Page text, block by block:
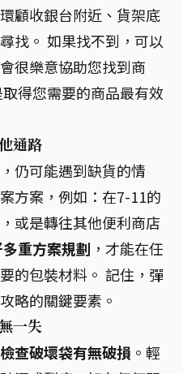
顧收銀台附近、貨架底
找。 如果找不到，可以
很樂意協助您找到商
取得您需要的商品最有效
通路
仍可能遇到缺貨的情
方案，例如：在7-11的
或是轉往其他便利商店
重方案規劃 ，才能在任
的包裝材料。 記住，彈
略的關鍵要素。
一失
查破壞袋有無破損 。輕